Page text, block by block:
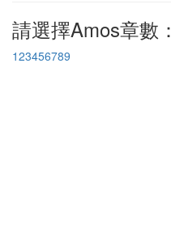
請選擇Amos章數：
123456789